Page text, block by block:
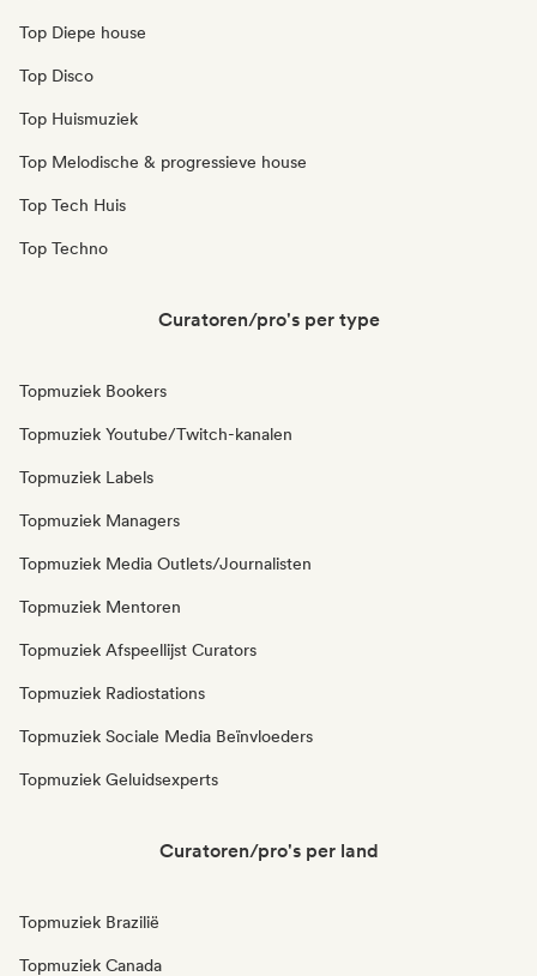
Top Diepe house
Top Disco
Top Huismuziek
Top Melodische & progressieve house
Top Tech Huis
Top Techno
Curatoren/pro's per type
Topmuziek Bookers
Topmuziek Youtube/Twitch-kanalen
Topmuziek Labels
Topmuziek Managers
Topmuziek Media Outlets/Journalisten
Topmuziek Mentoren
Topmuziek Afspeellijst Curators
Topmuziek Radiostations
Topmuziek Sociale Media Beïnvloeders
Topmuziek Geluidsexperts
Curatoren/pro's per land
Topmuziek Brazilië
Topmuziek Canada